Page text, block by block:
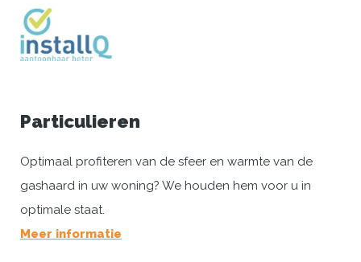
Particulieren
Optimaal profiteren van de sfeer en warmte van de
gashaard in uw woning? We houden hem voor u in
optimale staat.
Meer informatie